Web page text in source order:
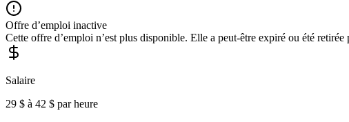
Offre d’emploi inactive
Cette offre d’emploi n’est plus disponible. Elle a peut-être expiré ou été retirée
Salaire
29 $ à 42 $ par heure